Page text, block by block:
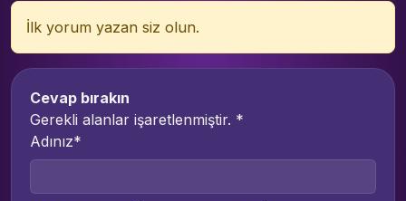
İlk yorum yazan siz olun.
Cevap bırakın
Gerekli alanlar işaretlenmiştir. *
Adınız*